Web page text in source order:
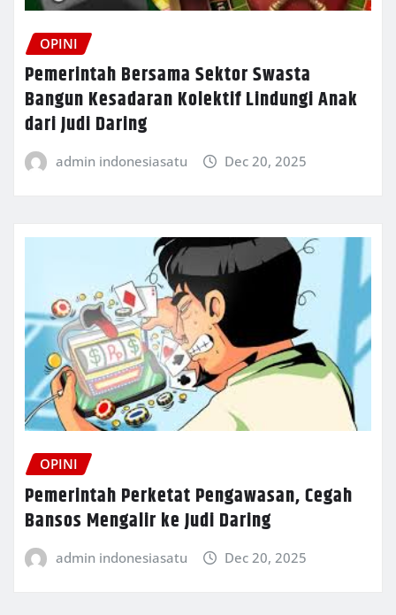
OPINI
Pemerintah Bersama Sektor Swasta
Bangun Kesadaran Kolektif Lindungi Anak
dari Judi Daring
admin indonesiasatu Dec 20, 2025
OPINI
Pemerintah Perketat Pengawasan, Cegah
Bansos Mengalir ke Judi Daring
admin indonesiasatu Dec 20, 2025